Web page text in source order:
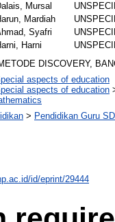
Mursal
Mardiah
Syafri
Harni
DISCOVERY,
aspects of education
aspects of education
> Pendidikan Guru
id/eprint/29444